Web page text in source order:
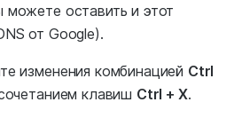
оставить и этот
от Google).
изменения комбинацией Ctrl
клавиш Ctrl + X.